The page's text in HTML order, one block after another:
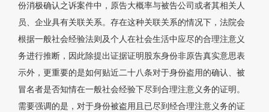
份消极确认之诉案件中，原告大概率与被告公司或者其相关人
员、企业具有关联关系。存在这种关联关系的情况下，法院会
根据一般社会经验法则及个人在社会生活中应尽的合理注意义
务进行推断，因此除提出证据证明股东身份非原告真实意思表
示外，更重要的是如何贴近二十八条对于身份盗用的确认、被
冒名者是否知情在一般社会经验下尽到合理注意义务的证明。
需要强调的是，对于身份被盗用且已尽到经合理注意义务的证